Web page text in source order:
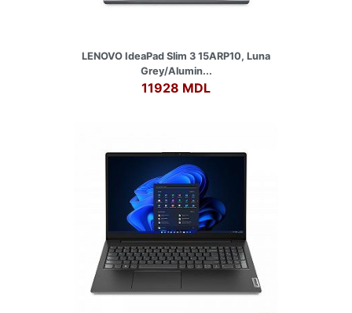
LENOVO IdeaPad Slim 3 15ARP10, Luna
Grey/Alumin...
11928 MDL